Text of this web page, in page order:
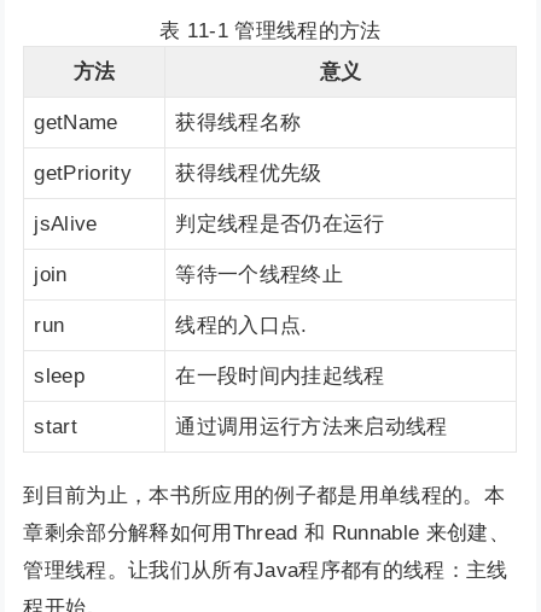
表 11-1 管理线程的方法
方法
意义
getName 获得线程名称
getPriority 获得线程优先级
jsAlive 判定线程是否仍在运行
join 等待一个线程终止
run 线程的入口点.
sleep 在一段时间内挂起线程
start 通过调用运行方法来启动线程
到目前为止，本书所应用的例子都是用单线程的。本
章剩余部分解释如何用Thread 和 Runnable 来创建、
管理线程。让我们从所有Java程序都有的线程：主线
程开始。